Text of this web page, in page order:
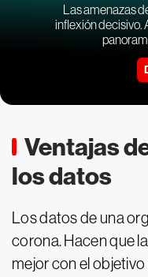
Las amenazas
inflexión decisivo.
Ventajas
los datos
Los datos de una
corona. Hacen que
mejor con el